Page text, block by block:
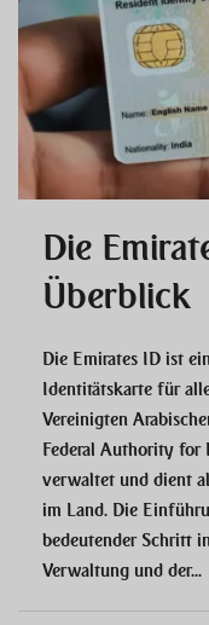
Die
Überblick
Die Emirates ID ist
Identitätskarte für
Vereinigten
Federal Authority
verwaltet und dient
im Land. Die
bedeutender Schritt
Verwaltung und der...